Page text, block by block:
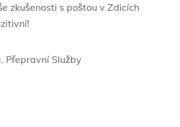
zkušenosti s poštou v Zdicích
, Přepravní Služby